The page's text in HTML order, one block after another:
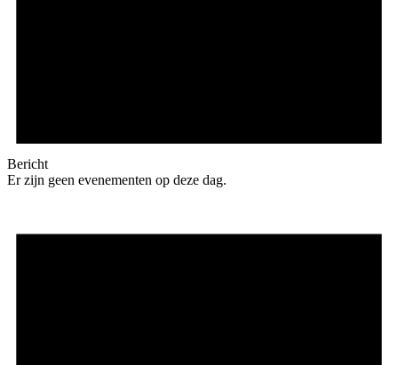
Bericht
Er zijn geen evenementen op deze dag.